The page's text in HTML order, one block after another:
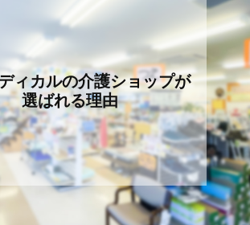
ィカルの介護ショップが
選ばれる理由